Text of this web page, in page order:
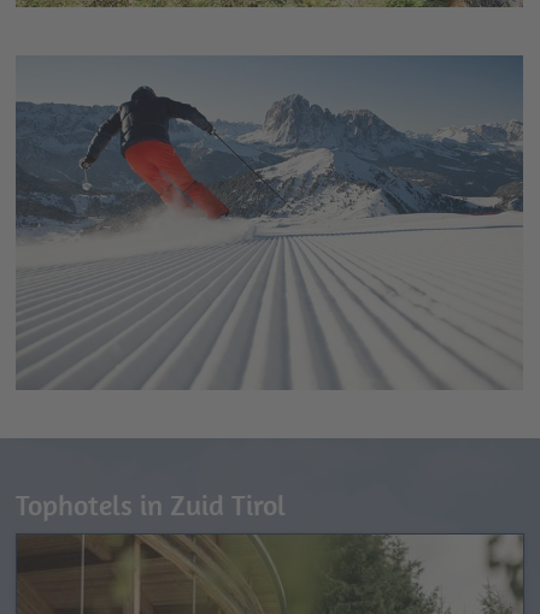
winterwandelroutes zijn bij mooi weer de beste voorwaarden
om heerlijk te skiën, te langlaufen, te rodelen en te
snowboarden. Hoogtepunt tijdens een skivakantie in Val
Gardena is zeer zeker de wereldbekende afdaling van de
Saslong. Een must voor echte skifans.
In de zomer en in de winter lokt het gebied met de drie stadjes
Ortisei / St. Ulrich, S. Cristina / St. Christina
Gardena / Wolkensteinzowel met een opwindend en
gevarieerd vakantieaanbod als met een aantrekkelijk aanbod
aan hotels in Gröden / Val Gardena, mooie campings in Val
Gardena, authentieke Gasthofen, gezellige vakantiehuizen en
Tophotels in Zuid Tirol